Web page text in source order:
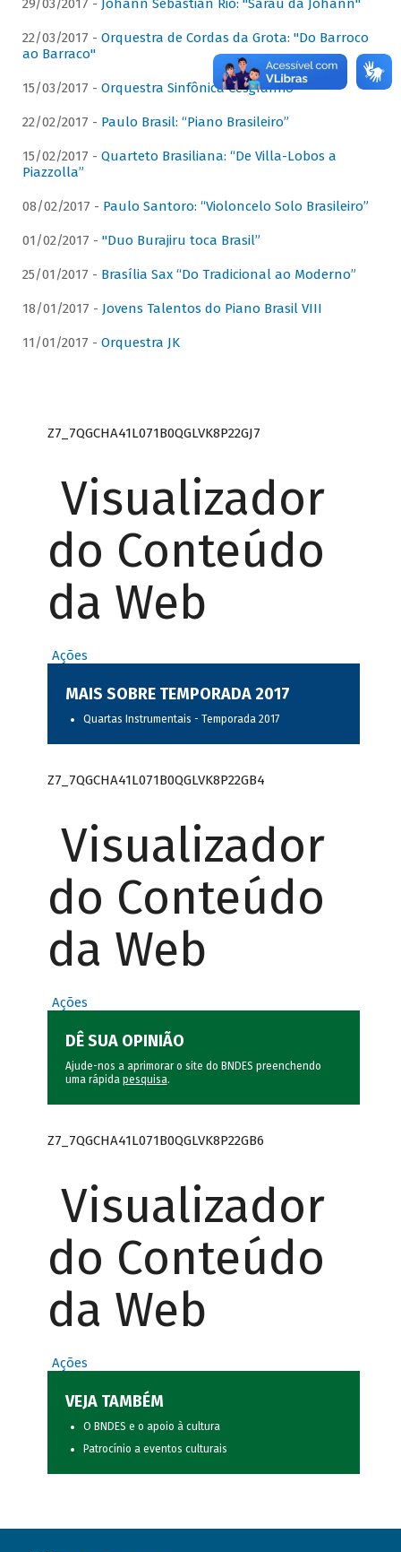
29/03/2017 - Johann Sebastian Rio: "Sarau da Johann"
22/03/2017 - Orquestra de Cordas da Grota: "Do Barroco
ao Barraco"
15/03/2017 - Orquestra Sinfônica Cesgranrio
22/02/2017 - Paulo Brasil: “Piano Brasileiro”
15/02/2017 - Quarteto Brasiliana: “De Villa-Lobos a
Piazzolla”
08/02/2017 - Paulo Santoro: “Violoncelo Solo Brasileiro”
01/02/2017 - "Duo Burajiru toca Brasil”
25/01/2017 - Brasília Sax “Do Tradicional ao Moderno”
18/01/2017 - Jovens Talentos do Piano Brasil VIII
11/01/2017 - Orquestra JK
Z7_7QGCHA41L071B0QGLVK8P22GJ7
Visualizador
do Conteúdo
da Web
Ações
MAIS SOBRE TEMPORADA 2017
Quartas Instrumentais - Temporada 2017
Z7_7QGCHA41L071B0QGLVK8P22GB4
Visualizador
do Conteúdo
da Web
Ações
DÊ SUA OPINIÃO
Ajude-nos a aprimorar o site do BNDES preenchendo
uma rápida pesquisa.
Z7_7QGCHA41L071B0QGLVK8P22GB6
Visualizador
do Conteúdo
da Web
Ações
VEJA TAMBÉM
O BNDES e o apoio à cultura
Patrocínio a eventos culturais